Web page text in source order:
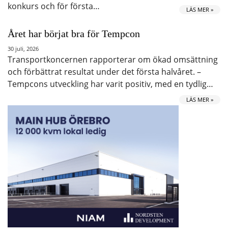
konkurs och för första…
LÄS MER »
Året har börjat bra för Tempcon
30 juli, 2026
Transportkoncernen rapporterar om ökad omsättning
och förbättrat resultat under det första halvåret. –
Tempcons utveckling har varit positiv, med en tydlig…
LÄS MER »